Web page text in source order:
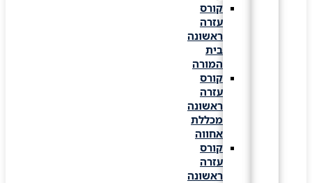
קורס
עזרה
ראשונה
המורה
קורס
עזרה
ראשונה
מכללת
אחווה
קורס
עזרה
ראשונה